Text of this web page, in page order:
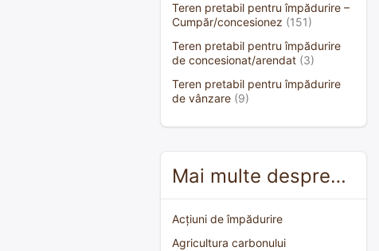
Teren pretabil pentru împădurire –
Cumpăr/concesionez (151)
Teren pretabil pentru împădurire
de concesionat/arendat (3)
Teren pretabil pentru împădurire
de vânzare (9)
Mai multe despre…
Acțiuni de împădurire
Agricultura carbonului